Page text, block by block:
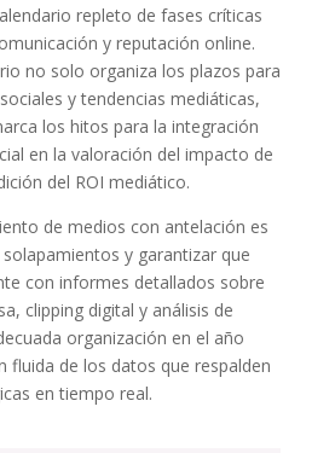
repleto de fases críticas
y reputación online.
no solo organiza los plazos para
y tendencias mediáticas,
los hitos para la integración
en la valoración del impacto de
del ROI mediático.
de medios con antelación es
y garantizar que
con informes detallados sobre
clipping digital y análisis de
organización en el año
fluida de los datos que respalden
en tiempo real.